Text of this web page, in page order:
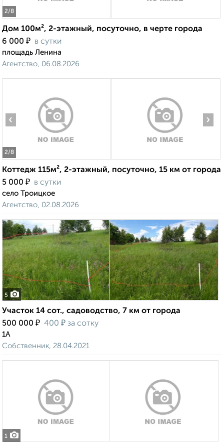
2/8
Дом 100м², 2-этажный, посуточно, в черте города
6 000 ₽ в сутки
площадь Ленина
Агентство, 06.08.2026
2/8
‹ ›
Коттедж 115м², 2-этажный, посуточно, 15 км от города
5 000 ₽ в сутки
село Троицкое
Агентство, 02.08.2026
5
Участок 14 сот., садоводство, 7 км от города
500 000 ₽ 400 ₽ за сотку
1А
Собственник, 28.04.2021
1